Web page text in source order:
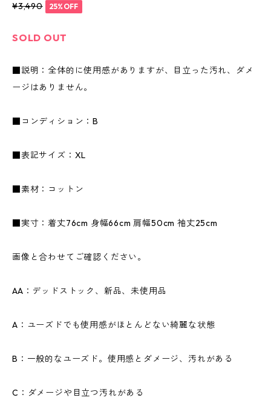
¥3,490 25%OFF
SOLD OUT
■説明：全体的に使用感がありますが、目立った汚れ、ダメ
ージはありません。
■コンディション：B
■表記サイズ：XL
■素材：コットン
■実寸：着丈76cm 身幅66cm 肩幅50cm 袖丈25cm
画像と合わせてご確認ください。
AA：デッドストック、新品、未使用品
A：ユーズドでも使用感がほとんどない綺麗な状態
B：一般的なユーズド。使用感とダメージ、汚れがある
C：ダメージや目立つ汚れがある